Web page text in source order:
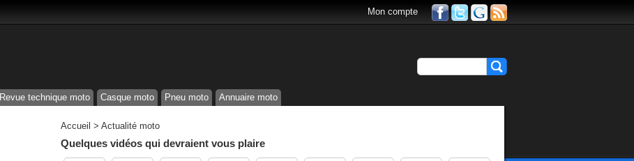
Mon compte
Revue technique moto Casque moto Pneu moto Annuaire moto
Accueil > Actualité moto
Quelques vidéos qui devraient vous plaire